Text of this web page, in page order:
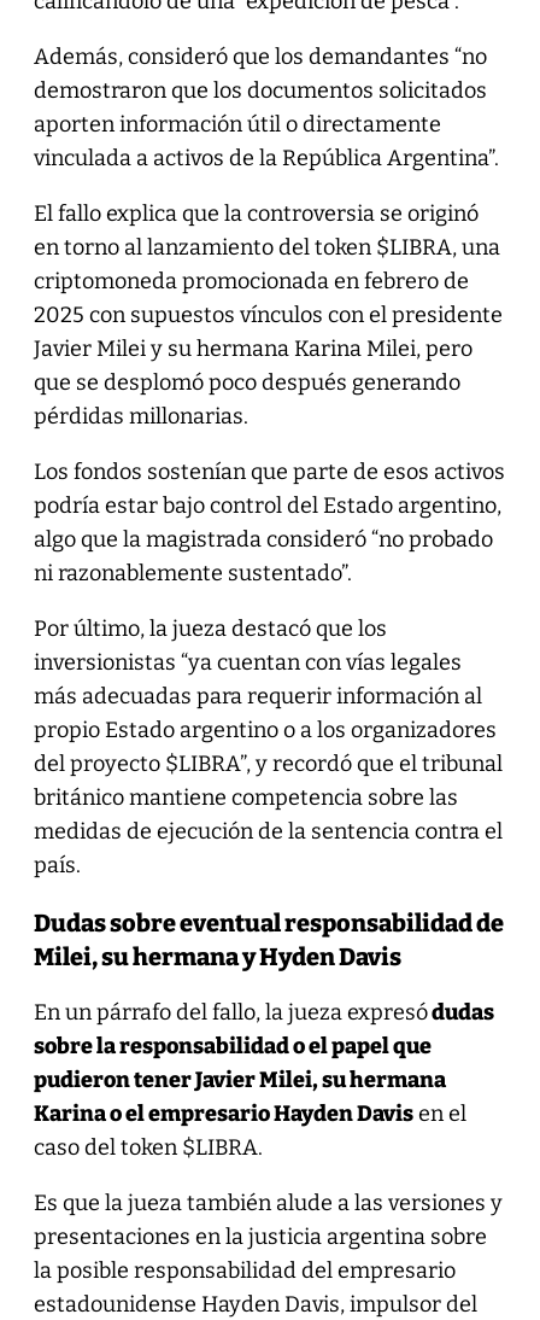
Además, consideró que los demandantes “no
demostraron que los documentos solicitados
aporten información útil o directamente
vinculada a activos de la República Argentina”.
El fallo explica que la controversia se originó
en torno al lanzamiento del token $LIBRA, una
criptomoneda promocionada en febrero de
2025 con supuestos vínculos con el presidente
Javier Milei y su hermana Karina Milei, pero
que se desplomó poco después generando
pérdidas millonarias.
Los fondos sostenían que parte de esos activos
podría estar bajo control del Estado argentino,
algo que la magistrada consideró “no probado
ni razonablemente sustentado”.
Por último, la jueza destacó que los
inversionistas “ya cuentan con vías legales
más adecuadas para requerir información al
propio Estado argentino o a los organizadores
del proyecto $LIBRA”, y recordó que el tribunal
británico mantiene competencia sobre las
medidas de ejecución de la sentencia contra el
país.
Dudas sobre eventual responsabilidad de
Milei, su hermana y Hyden Davis
En un párrafo del fallo, la jueza expresódudas
sobre la responsabilidad o el papel que
pudieron tener Javier Milei, su hermana
Karina o el empresario Hayden Davisen el
caso del token $LIBRA.
Es que la jueza también alude a las versiones y
presentaciones en la justicia argentina sobre
la posible responsabilidad del empresario
estadounidense Hayden Davis, impulsor del